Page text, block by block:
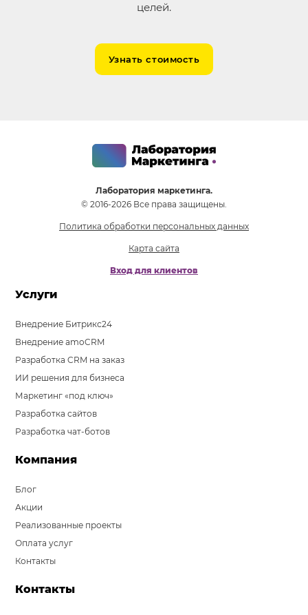
целей.
Узнать стоимость
Лаборатория маркетинга.
© 2016-2026 Все права защищены.
Политика обработки персональных данных
Карта сайта
Вход для клиентов
Услуги
Внедрение Битрикс24
Внедрение amoCRM
Разработка CRM на заказ
ИИ решения для бизнеса
Маркетинг «под ключ»
Разработка сайтов
Разработка чат-ботов
Компания
Блог
Акции
Реализованные проекты
Оплата услуг
Контакты
Контакты